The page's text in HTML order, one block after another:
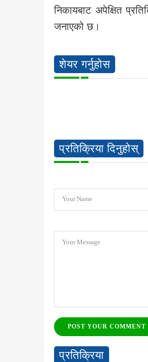
निकायबाट अपेक्षित
जनाएको छ।
शेयर गर्नुहोस
प्रतिक्रिया दिनुहोस्
Your Name
Your Message
POST YOUR COMMENT
प्रतिक्रिया